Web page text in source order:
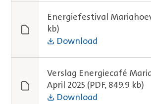
Energiefestival
kb)
Download
Verslag Energiecafé
April 2025 (PDF, 849.9 kb)
Download